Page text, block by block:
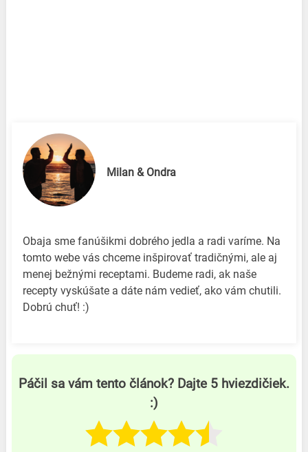
Milan & Ondra
Obaja sme fanúšikmi dobrého jedla a radi varíme. Na
tomto webe vás chceme inšpirovať tradičnými, ale aj
menej bežnými receptami. Budeme radi, ak naše
recepty vyskúšate a dáte nám vedieť, ako vám chutili.
Dobrú chuť! :)
Páčil sa vám tento článok? Dajte 5 hviezdičiek.
:)